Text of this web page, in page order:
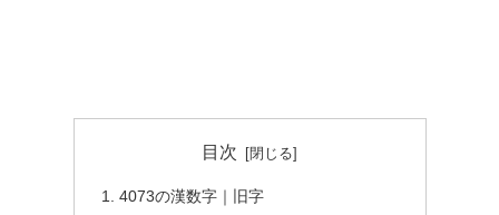
目次
4073の漢数字｜旧字